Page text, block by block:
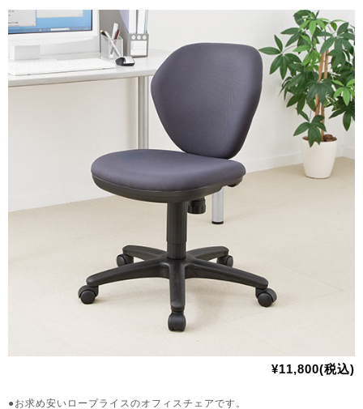
¥11,800(税込)
●お求め安いロープライスのオフィスチェアです。